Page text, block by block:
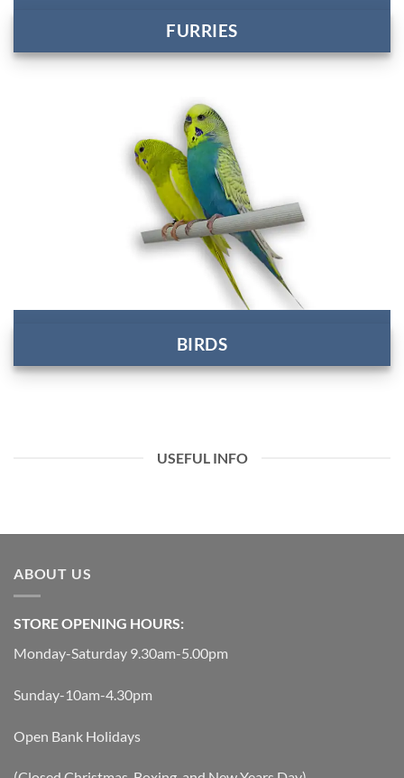
FURRIES
BIRDS
USEFUL INFO
ABOUT US
STORE OPENING HOURS:
Monday-Saturday 9.30am-5.00pm
Sunday-10am-4.30pm
Open Bank Holidays